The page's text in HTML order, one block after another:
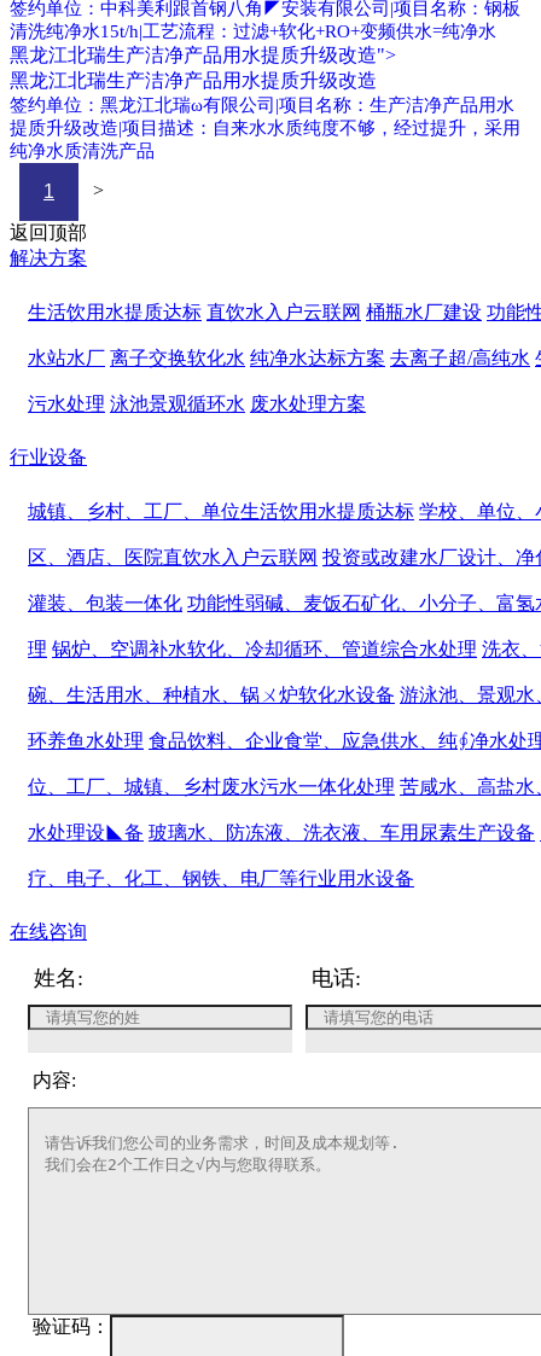
签约单位：中科美利跟首钢八角◤安装有限公司|项目名称：钢板
清洗纯净水15t/h|工艺流程：过滤+软化+RO+变频供水=纯净水
黑龙江北瑞生产洁净产品用水提质升级改造">
黑龙江北瑞生产洁净产品用水提质升级改造
签约单位：黑龙江北瑞ω有限公司|项目名称：生产洁净产品用水
提质升级改造|项目描述：自来水水质纯度不够，经过提升，采用
纯净水质清洗产品
1 >
返回顶部
解决方案
生活饮用水提质达标 直饮水入户云联网 桶瓶水厂建设 功能
水站水厂 离子交换软化水 纯净水达标方案 去离子超/高纯水
污水处理 泳池景观循环水 废水处理方案
行业设备
城镇、乡村、工厂、单位生活饮用水提质达标 学校、单位、
区、酒店、医院直饮水入户云联网 投资或改建水厂设计、净
灌装、包装一体化 功能性弱碱、麦饭石矿化、小分子、富氢
理 锅炉、空调补水软化、冷却循环、管道综合水处理 洗衣
碗、生活用水、种植水、锅ㄨ炉软化水设备 游泳池、景观水
环养鱼水处理 食品饮料、企业食堂、应急供水、纯∮净水处
位、工厂、城镇、乡村废水污水一体化处理 苦咸水、高盐水
水处理设◣备 玻璃水、防冻液、洗衣液、车用尿素生产设备
疗、电子、化工、钢铁、电厂等行业用水设备
在线咨询
姓名: 电话:
内容:
验证码：